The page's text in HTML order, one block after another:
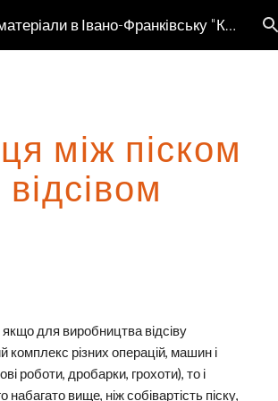
Skip to navigation
Будівельні матеріали в Івано-Франківську "Компанія Буд-Сервіс"
між піском
відсівом
комплекс різних операцій, машин і
роботи, дробарки, грохоти), то і
набагато вище, ніж собівартість піску,